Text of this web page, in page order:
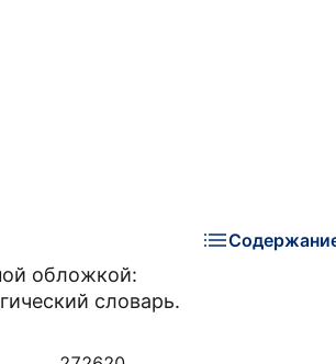
обложкой:
словарь.